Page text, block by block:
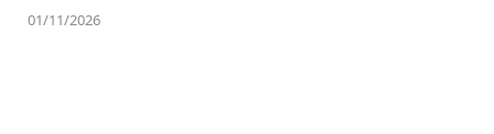
01/11/2026